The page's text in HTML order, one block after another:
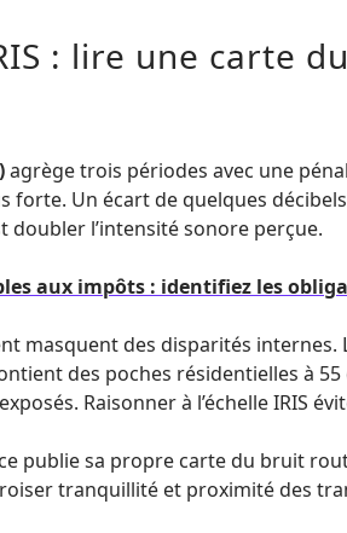
: lire une carte
agrège trois périodes avec une
forte. Un écart de quelques
doubler l’intensité sonore perçue.
aux impôts : identifiez les
masquent des disparités internes.
des poches résidentielles à 55
Raisonner à l’échelle IRIS
publie sa propre carte du bruit
tranquillité et proximité des